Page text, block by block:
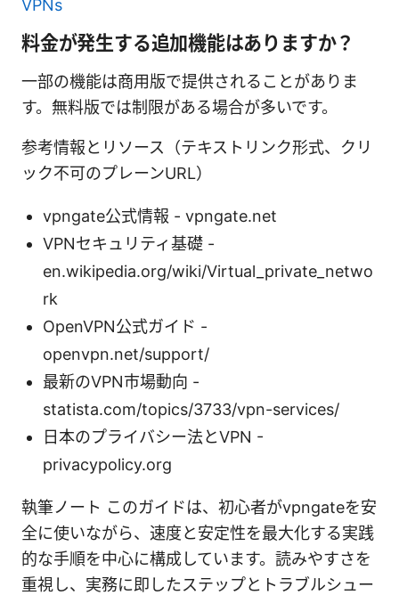
VPNs
料金が発生する追加機能はありますか？
一部の機能は商用版で提供されることがありま
す。無料版では制限がある場合が多いです。
参考情報とリソース（テキストリンク形式、クリ
ック不可のプレーンURL）
vpngate公式情報 - vpngate.net
VPNセキュリティ基礎 -
en.wikipedia.org/wiki/Virtual_private_netwo
rk
OpenVPN公式ガイド -
openvpn.net/support/
最新のVPN市場動向 -
statista.com/topics/3733/vpn-services/
日本のプライバシー法とVPN -
privacypolicy.org
執筆ノート このガイドは、初心者がvpngateを安
全に使いながら、速度と安定性を最大化する実践
的な手順を中心に構成しています。読みやすさを
重視し、実務に即したステップとトラブルシュー